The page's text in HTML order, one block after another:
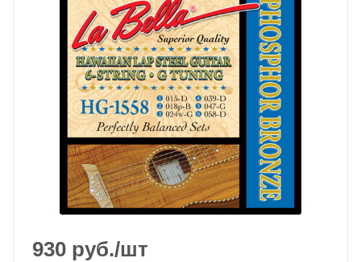
930 руб./шт